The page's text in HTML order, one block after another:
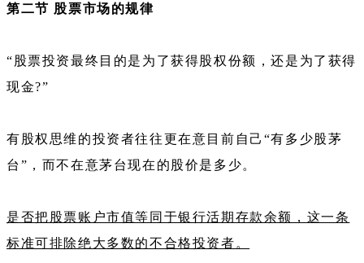
第二节 股票市场的规律
“股票投资最终目的是为了获得股权份额，还是为了获得
现金?”
有股权思维的投资者往往更在意目前自己“有多少股茅
台”，而不在意茅台现在的股价是多少。
是否把股票账户市值等同于银行活期存款余额，这一条
标准可排除绝大多数的不合格投资者。